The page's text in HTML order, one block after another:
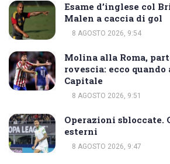
Esame d’inglese col
Malen a caccia di gol
8 AGOSTO 2026, 9:54
Molina alla Roma,
rovescia: ecco
Capitale
8 AGOSTO 2026, 9:51
Operazioni sbloccate.
esterni
8 AGOSTO 2026, 9:47